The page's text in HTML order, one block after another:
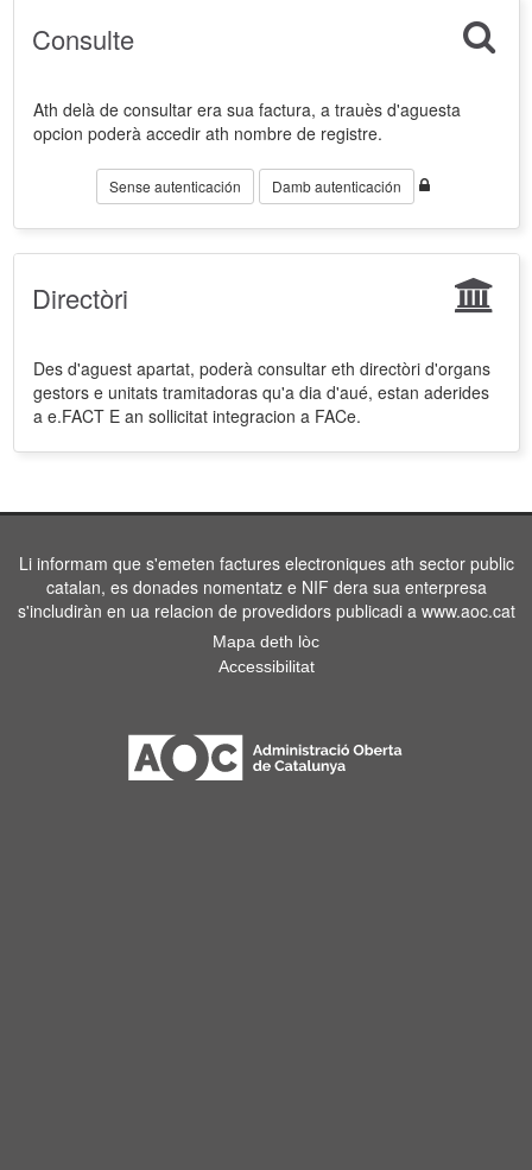
Consulte
Ath delà de consultar era sua factura, a trauès d'aguesta
opcion poderà accedir ath nombre de registre.
Sense autenticación Damb autenticación
Directòri
Des d'aguest apartat, poderà consultar eth directòri d'organs
gestors e unitats tramitadoras qu'a dia d'aué, estan aderides
a e.FACT E an sollicitat integracion a FACe.
Li informam que s'emeten factures electroniques ath sector public
catalan, es donades nomentatz e NIF dera sua enterpresa
s'includiràn en ua relacion de provedidors publicadi a www.aoc.cat
Mapa deth lòc
Accessibilitat